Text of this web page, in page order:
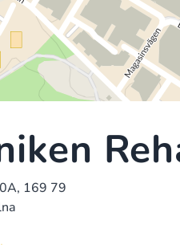
169 79